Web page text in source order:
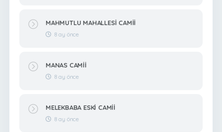
MAHMUTLU MAHALLESİ CAMİİ
8 ay önce
MANAS CAMİİ
8 ay önce
MELEKBABA ESKİ CAMİİ
8 ay önce